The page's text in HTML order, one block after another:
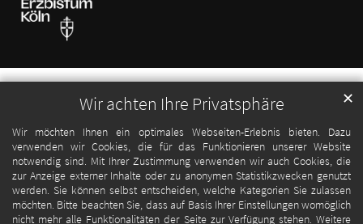
Wir achten Ihre Privatsphäre
Wir möchten Ihnen ein optimales Webseiten-Erlebnis bieten. Dazu
verwenden wir Cookies, die für das Funktionieren unserer Website
notwendig sind. Mit Ihrer Zustimmung verwenden wir auch Cookies, die
zur Anzeige externer Inhalte oder zu anonymen Statistikzwecken genutzt
werden. Sie können selbst entscheiden, welche Kategorien Sie zulassen
möchten. Bitte beachten Sie, dass auf Basis Ihrer Einstellungen womöglich
nicht mehr alle Funktionalitäten der Seite zur Verfügung stehen. Weitere
✕